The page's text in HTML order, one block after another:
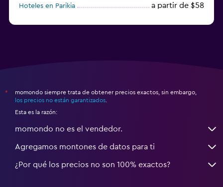
Hoteles en Parikia a partir de $58
*
momondo siempre trata de obtener precios exactos, sin embargo,
los precios no están garantizados
Esta es la razón:
momondo no es el vendedor.
Agregamos montones de datos para ti
¿Por qué los precios no son 100% exactos?